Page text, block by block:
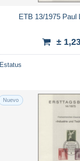
ETB 13/1975 Paul
±
Estatus
Nuevo